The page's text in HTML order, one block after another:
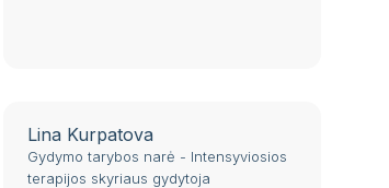
Lina Kurpatova
Gydymo tarybos narė - Intensyviosios
terapijos skyriaus gydytoja